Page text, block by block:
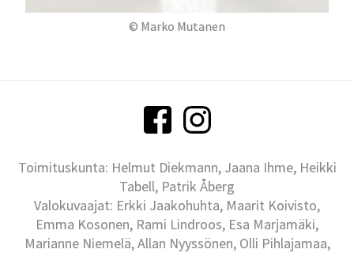
© Marko Mutanen
Toimituskunta: Helmut Diekmann, Jaana Ihme, Heikki
Tabell, Patrik Åberg
Valokuvaajat: Erkki Jaakohuhta, Maarit Koivisto,
Emma Kosonen, Rami Lindroos, Esa Marjamäki,
Marianne Niemelä, Allan Nyyssönen, Olli Pihlajamaa,